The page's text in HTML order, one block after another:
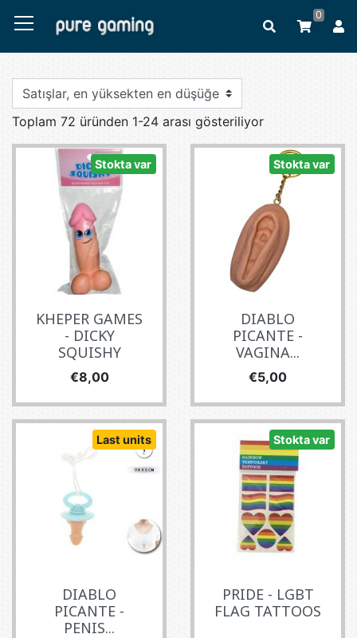
0
Toplam 72 üründen 1-24 arası gösteriliyor
Stokta var
KHEPER GAMES
- DICKY
SQUISHY
Fiyat
€8,00
Stokta var
DIABLO
PICANTE -
VAGINA...
Fiyat
€5,00
Last units
DIABLO
PICANTE -
PENIS...
Stokta var
PRIDE - LGBT
FLAG TATTOOS